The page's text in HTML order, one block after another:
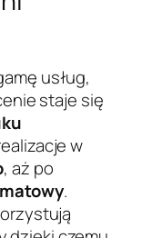
usług,
staje się
w
, aż po
.